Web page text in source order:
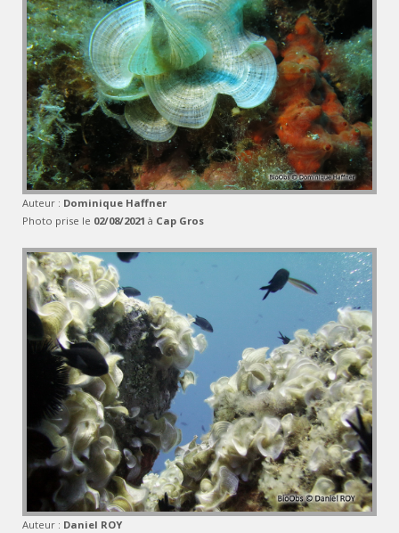
Auteur : Dominique Haffner
Photo prise le 02/08/2021 à Cap Gros
Auteur : Daniel ROY